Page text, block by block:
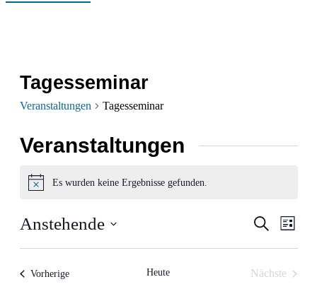
Tagesseminar
Veranstaltungen Tagesseminar
Veranstaltungen
Hinweis
Es wurden keine Ergebnisse gefunden.
Suche
und
SucheListe
Anstehende
VorherigeVeranstaltungen Heute
Nächste